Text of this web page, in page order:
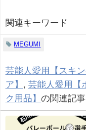
関連キーワード
MEGUMI
芸能人愛用【スキン
ア】 , 芸能人愛用【
ク用品】 の関連記事